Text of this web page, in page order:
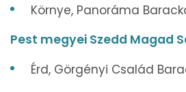
Környe, Panoráma
Pest megyei Szedd Magad
Érd, Görgényi Család